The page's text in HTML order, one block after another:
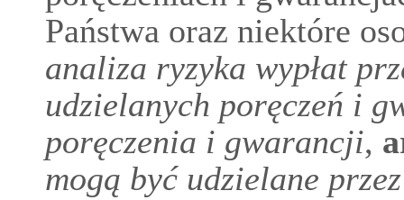
Państwa oraz niektóre
analiza ryzyka wypłat
udzielanych poręczeń i
poręczenia i gwarancji,
mogą być udzielane